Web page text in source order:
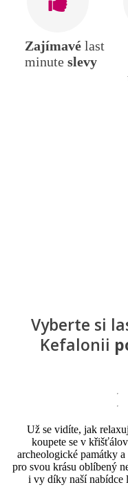
Zajímavé last
minute slevy
Vyberte si
Kefalonii
Už se vidíte, jak
koupete se v
archeologické památky
pro svou krásu oblíbený
i vy díky naší nabídce